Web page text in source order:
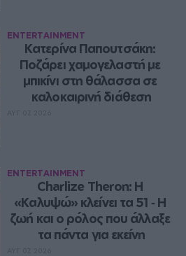
ENTERTAINMENT
Κατερίνα Παπουτσάκη:
Ποζάρει χαμογελαστή με
μπικίνι στη θάλασσα σε
καλοκαιρινή διάθεση
ENTERTAINMENT
Charlize Theron: Η
«Καλυψώ» κλείνει τα 51 ‑ H
ζωή και ο ρόλος που άλλαξε
τα πάντα για εκείνη